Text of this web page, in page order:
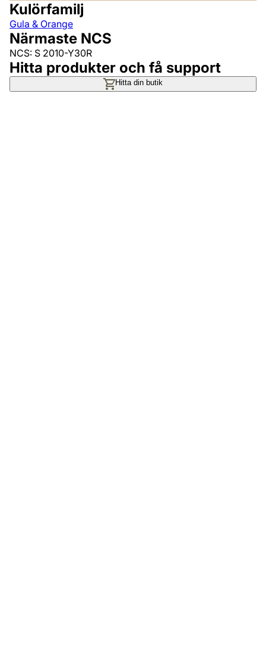
Kulörfamilj
Gula & Orange
Närmaste NCS
NCS: S 2010-Y30R
Hitta produkter och få support
Hitta din butik